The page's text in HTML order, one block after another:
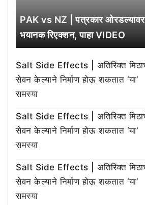
PAK vs NZ | पत्रकार
भयानक रिएक्शन, पाहा VIDEO
Salt Side Effects | अतिरिक्त
सेवन केल्याने निर्माण होऊ शकतात ‘या’
समस्या
Salt Side Effects | अतिरिक्त
सेवन केल्याने निर्माण होऊ शकतात ‘या’
समस्या
Salt Side Effects | अतिरिक्त
सेवन केल्याने निर्माण होऊ शकतात ‘या’
समस्या